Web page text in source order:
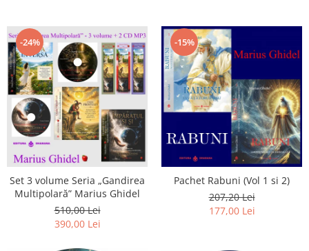
-24%
Set 3 volume Seria „Gandirea
Multipolară” Marius Ghidel
510,00 Lei
390,00 Lei
-15%
Pachet Rabuni (Vol 1 si 2)
207,20 Lei
177,00 Lei